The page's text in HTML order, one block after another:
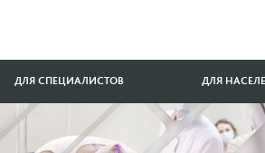
ДЛЯ СПЕЦИАЛИСТОВ ДЛЯ